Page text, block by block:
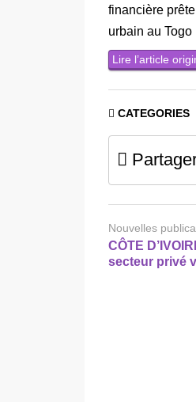
financière
urbain au
Lire l’article
CATEGORIES
Nouvelles
CÔTE
secteur privé